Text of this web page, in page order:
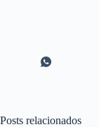
Posts relacionados